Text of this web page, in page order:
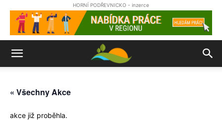
HORNÍ PODŘEVNICKO - inzerce
« Všechny Akce
akce již proběhla.